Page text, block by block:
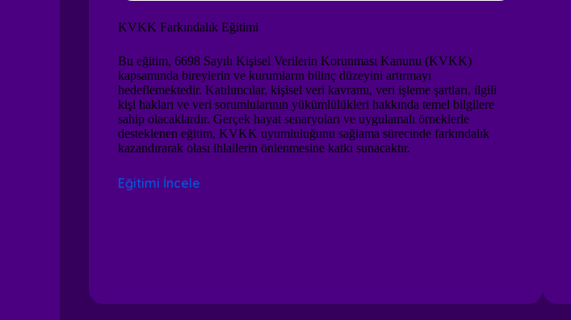
KVKK Farkındalık Eğitimi
Bu eğitim, 6698 Sayılı Kişisel Verilerin Korunması Kanunu (KVKK)
kapsamında bireylerin ve kurumların bilinç düzeyini artırmayı
hedeflemektedir. Katılımcılar, kişisel veri kavramı, veri işleme şartları, ilgili
kişi hakları ve veri sorumlularının yükümlülükleri hakkında temel bilgilere
sahip olacaklardır. Gerçek hayat senaryoları ve uygulamalı örneklerle
desteklenen eğitim, KVKK uyumluluğunu sağlama sürecinde farkındalık
kazandırarak olası ihlallerin önlenmesine katkı sunacaktır.
Eğitimi İncele